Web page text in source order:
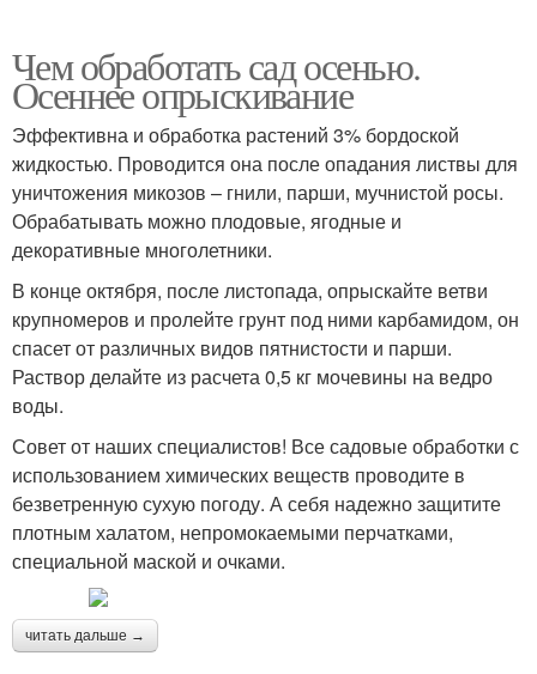
Чем обработать сад осенью.
Осеннее опрыскивание
Эффективна и обработка растений 3% бордоской
жидкостью. Проводится она после опадания листвы для
уничтожения микозов – гнили, парши, мучнистой росы.
Обрабатывать можно плодовые, ягодные и
декоративные многолетники.
В конце октября, после листопада, опрыскайте ветви
крупномеров и пролейте грунт под ними карбамидом, он
спасет от различных видов пятнистости и парши.
Раствор делайте из расчета 0,5 кг мочевины на ведро
воды.
Совет от наших специалистов! Все садовые обработки с
использованием химических веществ проводите в
безветренную сухую погоду. А себя надежно защитите
плотным халатом, непромокаемыми перчатками,
специальной маской и очками.
читать дальше →